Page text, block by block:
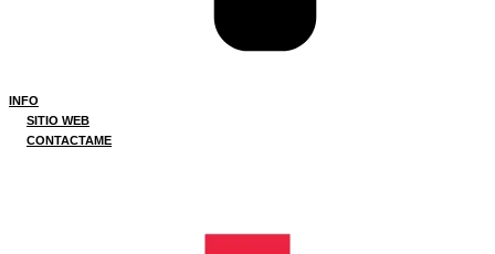
INFO
SITIO WEB
CONTACTAME